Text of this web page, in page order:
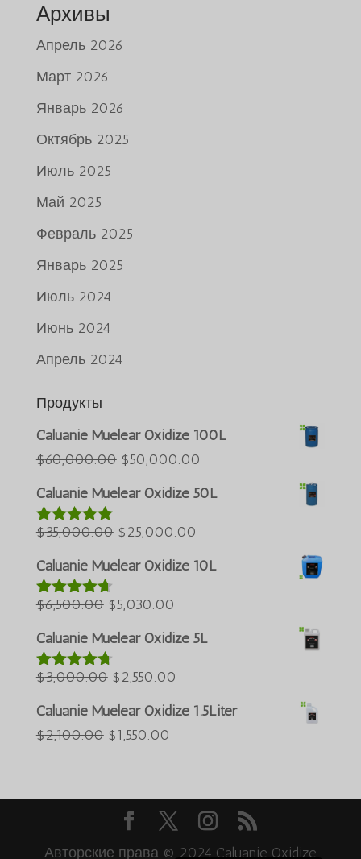
Архивы
Апрель 2026
Март 2026
Январь 2026
Октябрь 2025
Июль 2025
Май 2025
Февраль 2025
Январь 2025
Июль 2024
Июнь 2024
Апрель 2024
Продукты
Caluanie Muelear Oxidize 100L
$60,000.00 Первоначальная
цена
$60,000.00.
$50,000.00
Caluanie Muelear Oxidize 50L
Оценка
$35,000.00 Первоначальная
цена
$35,000.00.
$25,000.00
Caluanie Muelear Oxidize 10L
Оценка
$6,500.00 Первоначальная
цена
была:
$6,500.00.
$5,030.00
цена:
Caluanie Muelear Oxidize 5L
Оценка
$3,000.00 Первоначальная
цена
$2,550.00
Caluanie Muelear Oxidize 1.5Liter
$2,100.00 Первоначальная
$2,100.00.
$1,550.00
Авторские права © 2024 Caluanie Oxidize
English
简体中文
Tiếng Việt
日本語
한국어
ພາສາລາວ